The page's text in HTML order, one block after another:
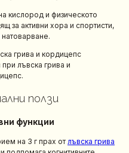
кислород и физическото
за активни хора и спортисти,
лъвска грива и
ползи
функции
на 3 г прах от лъвска грива